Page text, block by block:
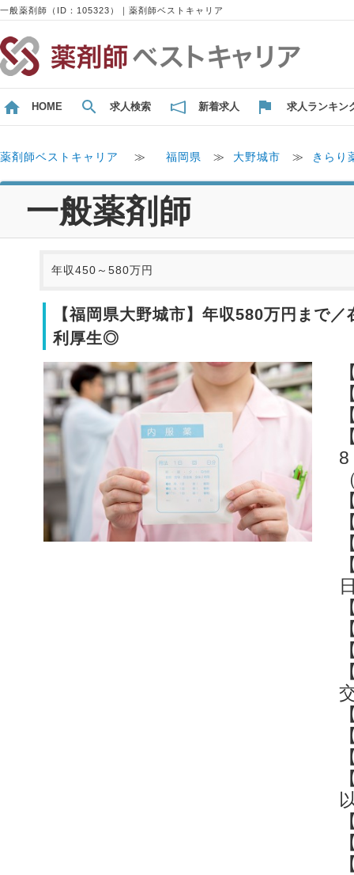
一般薬剤師（ID：105323）｜薬剤師ベストキャリア
HOME 求人検索 新着求人 求人ランキン
薬剤師ベストキャリア ≫ 福岡県 ≫ 大野城市 ≫ きらり
一般薬剤師
年収450～580万円
【福岡県大野城市】年収580万円まで
利厚生◎